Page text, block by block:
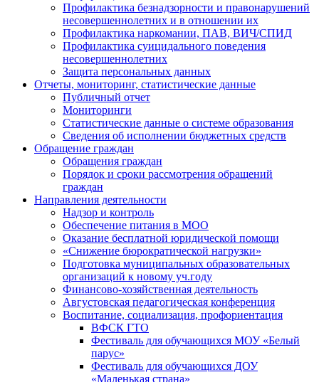
Профилактика безнадзорности и правонарушений
несовершеннолетних и в отношении их
Профилактика наркомании, ПАВ, ВИЧ/СПИД
Профилактика суицидального поведения
несовершеннолетних
Защита персональных данных
Отчеты, мониторинг, статистические данные
Публичный отчет
Мониторинги
Статистические данные о системе образования
Сведения об исполнении бюджетных средств
Обращение граждан
Обращения граждан
Порядок и сроки рассмотрения обращений
граждан
Направления деятельности
Надзор и контроль
Обеспечение питания в МОО
Оказание бесплатной юридической помощи
«Снижение бюрократической нагрузки»
Подготовка муниципальных образовательных
организаций к новому уч.году
Финансово-хозяйственная деятельность
Августовская педагогическая конференция
Воспитание, социализация, профориентация
ВФСК ГТО
Фестиваль для обучающихся МОУ «Белый
парус»
Фестиваль для обучающихся ДОУ
«Маленькая страна»